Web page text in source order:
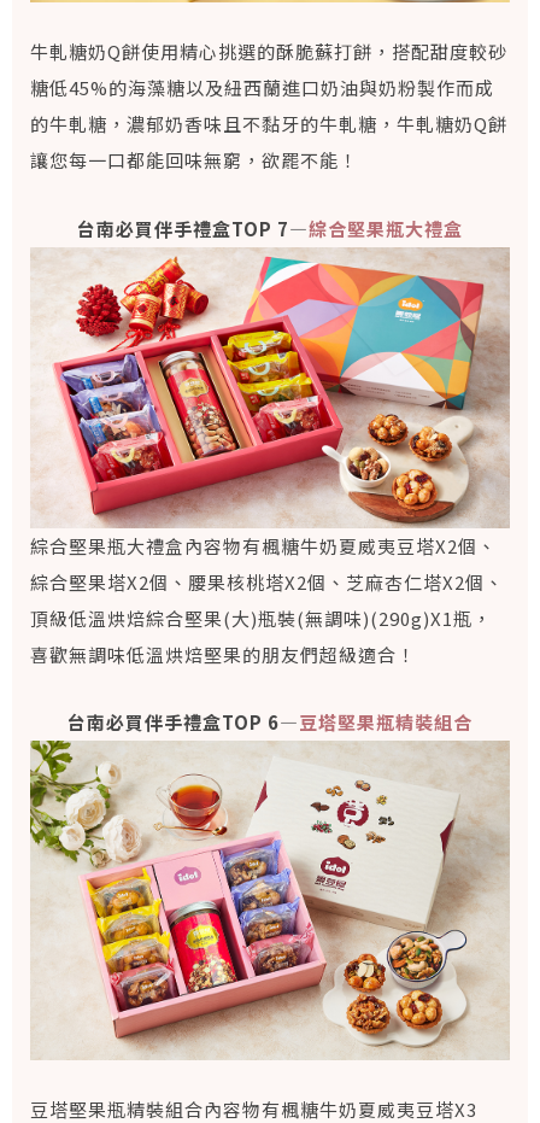
牛軋糖奶Q餅使用精心挑選的酥脆蘇打餅，搭配甜度較砂
糖低45%的海藻糖以及紐西蘭進口奶油與奶粉製作而成
的牛軋糖，濃郁奶香味且不黏牙的牛軋糖，牛軋糖奶Q餅
讓您每一口都能回味無窮，欲罷不能！
台南必買伴手禮盒TOP 7—綜合堅果瓶大禮盒
綜合堅果瓶大禮盒內容物有楓糖牛奶夏威夷豆塔X2個、
綜合堅果塔X2個、腰果核桃塔X2個、芝麻杏仁塔X2個、
頂級低溫烘焙綜合堅果(大)瓶裝(無調味)(290g)X1瓶，
喜歡無調味低溫烘焙堅果的朋友們超級適合！
台南必買伴手禮盒TOP 6—豆塔堅果瓶精裝組合
豆塔堅果瓶精裝組合內容物有楓糖牛奶夏威夷豆塔X3